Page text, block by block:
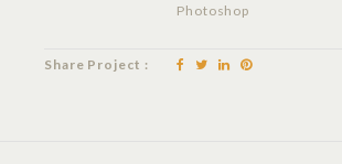
Photoshop
Share Project :